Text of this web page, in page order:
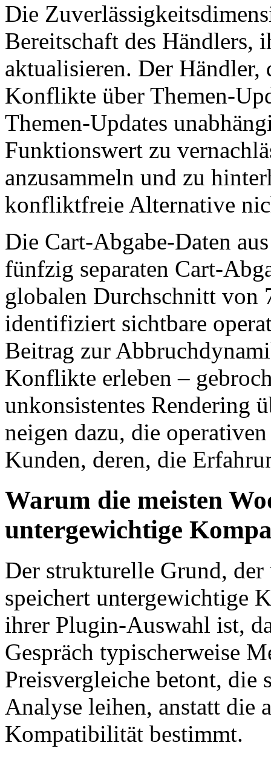
Die
Bereitschaft des Händlers,
aktualisieren. Der
Konflikte über Themen-
Themen-Updates
Funktionswert zu
anzusammeln und zu
konfliktfreie Alternative
Die Cart-Abgabe-Daten
fünfzig separaten Cart-
globalen Durchschnitt von
identifiziert sichtbare
Beitrag zur
Konflikte erleben –
unkonsistentes Rendering
neigen dazu, die
Kunden, deren, die
Warum die meisten
untergewichtige
Der strukturelle Grund, der
speichert untergewichtige
ihrer Plugin-Auswahl ist,
Gespräch typischerweise
Preisvergleiche betont, die
Analyse leihen, anstatt die
Kompatibilität bestimmt.